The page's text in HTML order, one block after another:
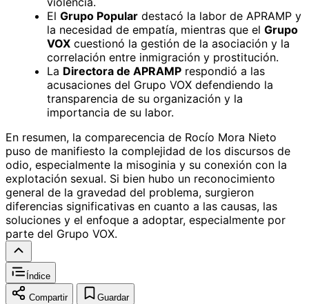
El Grupo Popular destacó la labor de APRAMP y
la necesidad de empatía, mientras que el Grupo
VOX cuestionó la gestión de la asociación y la
correlación entre inmigración y prostitución.
La Directora de APRAMP respondió a las
acusaciones del Grupo VOX defendiendo la
transparencia de su organización y la
importancia de su labor.
En resumen, la comparecencia de Rocío Mora Nieto
puso de manifiesto la complejidad de los discursos de
odio, especialmente la misoginia y su conexión con la
explotación sexual. Si bien hubo un reconocimiento
general de la gravedad del problema, surgieron
diferencias significativas en cuanto a las causas, las
soluciones y el enfoque a adoptar, especialmente por
parte del Grupo VOX.
Índice
Compartir Guardar